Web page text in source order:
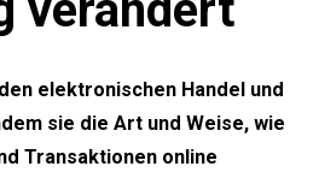
elektronischen Handel und
sie die Art und Weise, wie
Transaktionen online